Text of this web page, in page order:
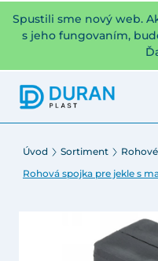
Spustili sme nový web.
s jeho fungovaním,
Úvod Sortiment
Rohová spojka pre jekle s